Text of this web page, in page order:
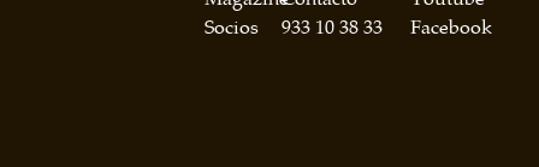
Socios
933 10 38 33
Facebook